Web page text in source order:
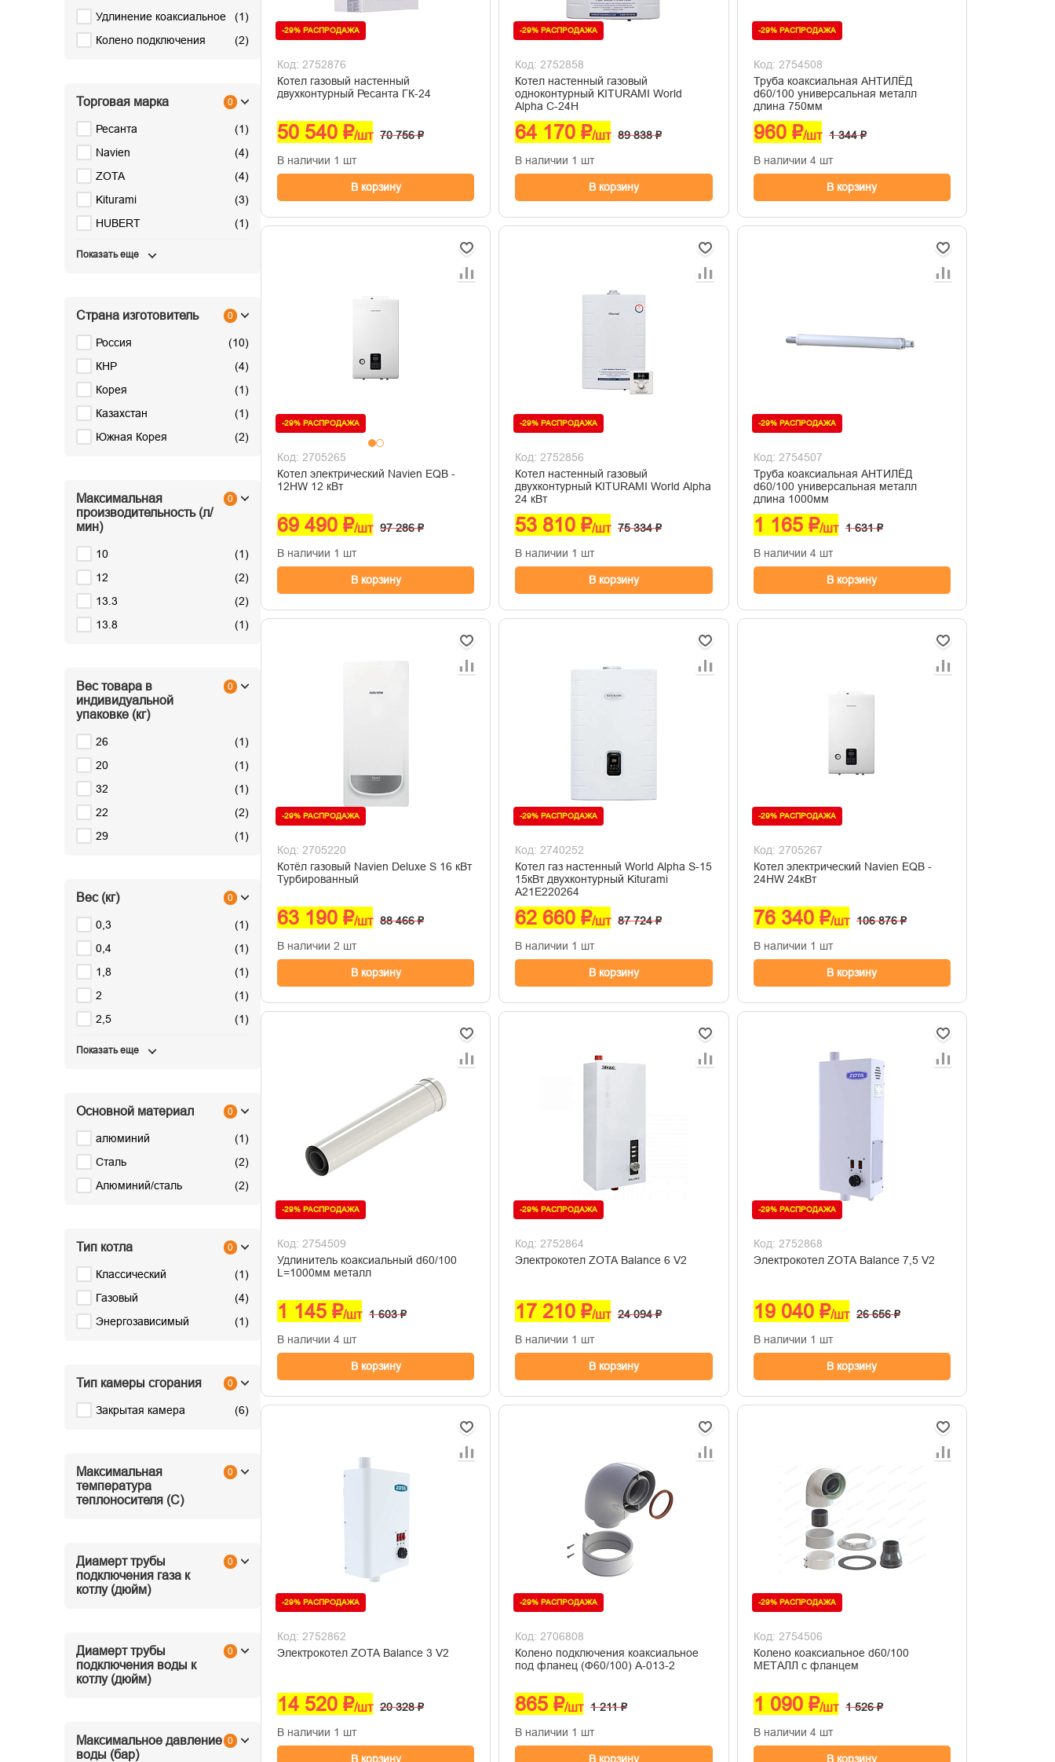
Удлинение коаксиальное (1)
Колено подключения
(2)
Торговая марка 0
Ресанта (1)
Navien
(4)
ZOTA
(4)
Kiturami
(3)
HUBERT
(1)
Показать еще
Страна изготовитель 0
Россия (10)
КНР
(4)
Корея
(1)
Казахстан
(1)
Южная Корея
(2)
Максимальная
производительность (л/
мин)
0
10 (1)
12
(2)
13.3
(2)
13.8
(1)
Вес товара в
индивидуальной
упаковке (кг)
0
26 (1)
20
(1)
32
(1)
22
(2)
29
(1)
Вес (кг) 0
0,3 (1)
0,4
(1)
1,8
(1)
2
(1)
2,5
(1)
Показать еще
Основной материал 0
алюминий (1)
Сталь
(2)
Алюминий/сталь
(2)
Тип котла 0
Классический (1)
Газовый
(4)
Энергозависимый
(1)
Тип камеры сгорания 0
Закрытая камера (6)
Максимальная
температура
теплоносителя (С)
0
Диамерт трубы
подключения газа к
котлу (дюйм)
0
Диамерт трубы
подключения воды к
котлу (дюйм)
0
Максимальное давление
воды (бар)
0
-29% РАСПРОДАЖА
Код: 2752876
Котел газовый настенный
двухконтурный Ресанта ГК-24
50 540 ₽/шт 70 756 ₽
В наличии 1 шт
В корзину
-29% РАСПРОДАЖА
Код: 2752858
Котел настенный газовый
одноконтурный KITURAMI World
Alpha С-24Н
64 170 ₽/шт 89 838 ₽
В наличии 1 шт
В корзину
-29% РАСПРОДАЖА
Код: 2754508
Труба коаксиальная АНТИЛЁД
d60/100 универсальная металл
длина 750мм
960 ₽/шт 1 344 ₽
В наличии 4 шт
В корзину
-29% РАСПРОДАЖА
Код: 2705265
Котел электрический Navien EQB -
12HW 12 кВт
69 490 ₽/шт 97 286 ₽
В наличии 1 шт
В корзину
-29% РАСПРОДАЖА
Код: 2752856
Котел настенный газовый
двухконтурный KITURAMI World Alpha
24 кВт
53 810 ₽/шт 75 334 ₽
В наличии 1 шт
В корзину
-29% РАСПРОДАЖА
Код: 2754507
Труба коаксиальная АНТИЛЁД
d60/100 универсальная металл
длина 1000мм
1 165 ₽/шт 1 631 ₽
В наличии 4 шт
В корзину
-29% РАСПРОДАЖА
Код: 2705220
Котёл газовый Navien Deluxe S 16 кВт
Турбированный
63 190 ₽/шт 88 466 ₽
В наличии 2 шт
В корзину
-29% РАСПРОДАЖА
Код: 2740252
Котел газ настенный World Alpha S-15
15кВт двухконтурный Kiturami
A21E220264
62 660 ₽/шт 87 724 ₽
В наличии 1 шт
В корзину
-29% РАСПРОДАЖА
Код: 2705267
Котел электрический Navien EQB -
24HW 24кВт
76 340 ₽/шт 106 876 ₽
В наличии 1 шт
В корзину
-29% РАСПРОДАЖА
Код: 2754509
Удлинитель коаксиальный d60/100
L=1000мм металл
1 145 ₽/шт 1 603 ₽
В наличии 4 шт
В корзину
-29% РАСПРОДАЖА
Код: 2752864
Электрокотел ZOTA Balance 6 V2
17 210 ₽/шт 24 094 ₽
В наличии 1 шт
В корзину
-29% РАСПРОДАЖА
Код: 2752868
Электрокотел ZOTA Balance 7,5 V2
19 040 ₽/шт 26 656 ₽
В наличии 1 шт
В корзину
-29% РАСПРОДАЖА
Код: 2752862
Электрокотел ZOTA Balance 3 V2
14 520 ₽/шт 20 328 ₽
В наличии 1 шт
В корзину
-29% РАСПРОДАЖА
Код: 2706808
Колено подключения коаксиальное
под фланец (Ф60/100) A-013-2
865 ₽/шт 1 211 ₽
В наличии 1 шт
В корзину
-29% РАСПРОДАЖА
Код: 2754506
Колено коаксиальное d60/100
МЕТАЛЛ с фланцем
1 090 ₽/шт 1 526 ₽
В наличии 4 шт
В корзину